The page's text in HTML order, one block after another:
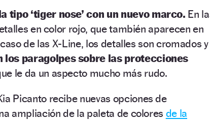
tipo ‘tiger nose’ con un nuevo marco. En
en color rojo, que también aparecen en
de las X-Line, los detalles son cromados y
los paragolpes sobre las protecciones
le da un aspecto mucho más rudo.
Picanto recibe nuevas opciones de
ampliación de la paleta de colores de la